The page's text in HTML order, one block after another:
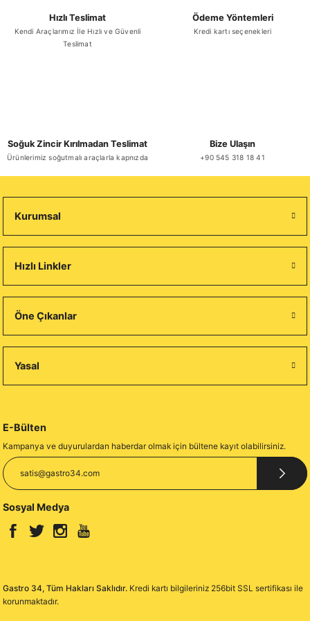
Sepete Ekle
Sepete Ekle
Hızlı Teslimat
Kendi Araçlarımız İle Hızlı ve Güvenli
Teslimat
Ödeme Yöntemleri
Kredi kartı seçenekleri
Soğuk Zincir Kırılmadan Teslimat
Ürünlerimiz soğutmalı araçlarla kapnızda
Bize Ulaşın
+90 545 318 18 41
Kurumsal
Hızlı Linkler
Öne Çıkanlar
Yasal
E-Bülten
Kampanya ve duyurulardan haberdar olmak için bültene kayıt olabilirsiniz.
Sosyal Medya
Gastro 34, Tüm Hakları Saklıdır. Kredi kartı bilgileriniz 256bit SSL sertifikası ile
korunmaktadır.